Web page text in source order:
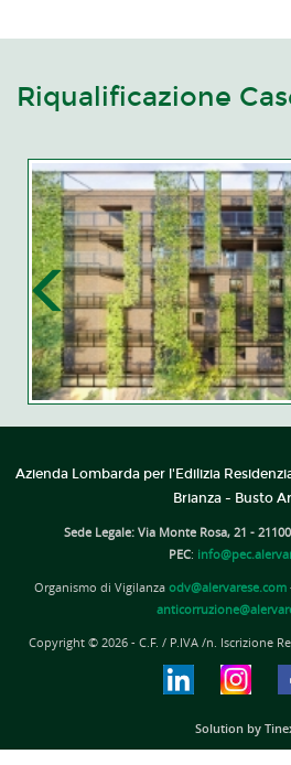
Riqualificazione
Azienda Lombarda per l'Edilizia
Brianza - Busto
Sede Legale: Via Monte Rosa, 21 -
PEC:
Organismo di Vigilanza odv@alervarese.com
Copyright © 2026 - C.F. / P.IVA /n. Iscrizione
Solution by